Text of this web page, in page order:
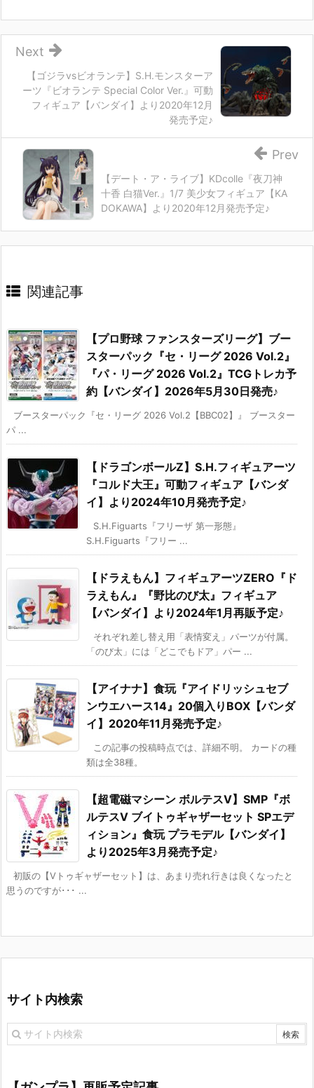
【ゴジラvsビオランテ】S.H.モンスターア
ーツ『ビオランテ Special Color Ver.』可動
フィギュア【バンダイ】より2020年12月
発売予定♪
Next
【デート・ア・ライブ】KDcolle『夜刀神
十香 白猫Ver.』1/7 美少女フィギュア【KA
DOKAWA】より2020年12月発売予定♪
Prev
関連記事
【プロ野球 ファンスターズリーグ】ブー
スターパック『セ・リーグ 2026 Vol.2』
『パ・リーグ 2026 Vol.2』TCGトレカ予
約【バンダイ】2026年5月30日発売♪
ブースターパック『セ・リーグ 2026 Vol.2【BBC02】』 ブースター
パ ...
【ドラゴンボールZ】S.H.フィギュアーツ
『コルド大王』可動フィギュア【バンダ
イ】より2024年10月発売予定♪
S.H.Figuarts『フリーザ 第一形態』
S.H.Figuarts『フリー ...
【ドラえもん】フィギュアーツZERO『ド
ラえもん』『野比のび太』フィギュア
【バンダイ】より2024年1月再販予定♪
それぞれ差し替え用「表情変え」パーツが付属。
「のび太」には「どこでもドア」パー ...
【アイナナ】食玩『アイドリッシュセブ
ンウエハース14』20個入りBOX【バンダ
イ】2020年11月発売予定♪
この記事の投稿時点では、詳細不明。 カードの種
類は全38種。
【超電磁マシーン ボルテスV】SMP『ボ
ルテスV ブイトゥギャザーセット SPエデ
ィション』食玩 プラモデル【バンダイ】
より2025年3月発売予定♪
初販の【Vトゥギャザーセット】は、あまり売れ行きは良くなったと
思うのですが･･･ ...
サイト内検索